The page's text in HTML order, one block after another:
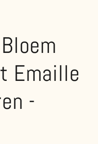
Emaille
-